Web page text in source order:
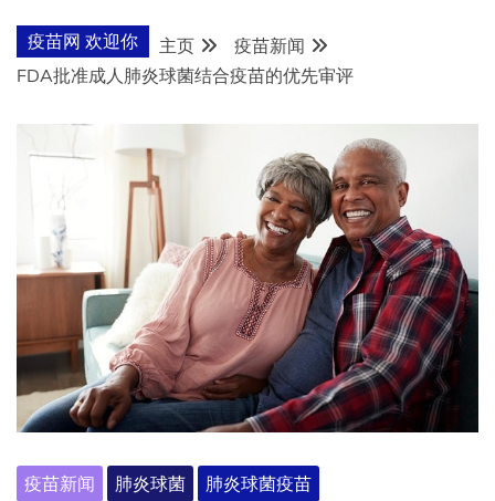
疫苗网 欢迎你 主页
疫苗新闻
FDA批准成人肺炎球菌结合疫苗的优先审评
疫苗新闻 肺炎球菌 肺炎球菌疫苗